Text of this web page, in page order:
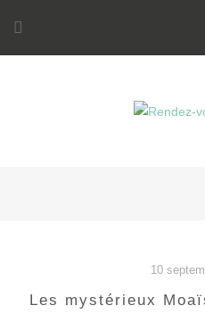
content
10
Les mystérieux